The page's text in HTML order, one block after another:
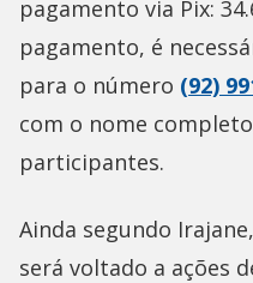
pagamento via Pix:
pagamento, é
para o número (92)
com o nome
participantes.
Ainda segundo
será voltado a ações